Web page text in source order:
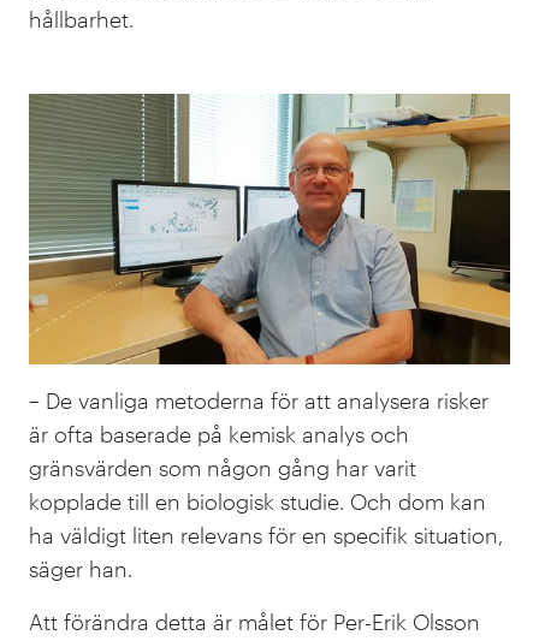
hållbarhet.
– De vanliga metoderna för att analysera risker
är ofta baserade på kemisk analys och
gränsvärden som någon gång har varit
kopplade till en biologisk studie. Och dom kan
ha väldigt liten relevans för en specifik situation,
säger han.
Att förändra detta är målet för Per-Erik Olsson